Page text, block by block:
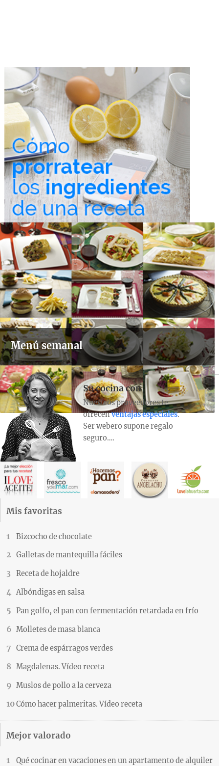
Menú semanal
Su cocina con
Nuestros proveedores te
ofrecenventajas especiales.
Ser webero supone regalo
seguro….
Mis favoritas
Bizcocho de chocolate
Galletas de mantequilla fáciles
Receta de hojaldre
Albóndigas en salsa
Pan golfo, el pan con fermentación retardada en frío
Molletes de masa blanca
Crema de espárragos verdes
Magdalenas. Vídeo receta
Muslos de pollo a la cerveza
Cómo hacer palmeritas. Vídeo receta
Mejor valorado
Qué cocinar en vacaciones en un apartamento de alquiler